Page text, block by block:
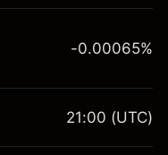
$1,000.00
-0.00065%
21:00 (UTC)